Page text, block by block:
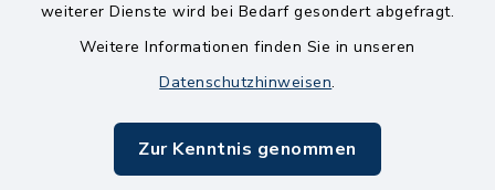
weiterer Dienste wird bei Bedarf gesondert abgefragt.
Weitere Informationen finden Sie in unseren
Datenschutzhinweisen.
Zur Kenntnis genommen
Barrierefreiheit